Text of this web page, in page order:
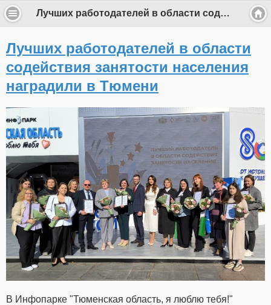
Лучших работодателей в области содействия занятости населения наградили в Тюмени
Лучших работодателей в области
содействия занятости населения
наградили в Тюмени
В Инфопарке "Тюменская область, я люблю тебя!"